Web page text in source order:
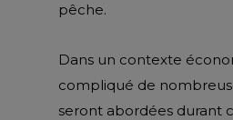
pêche.
Dans un contexte
compliqué de
seront abordées durant